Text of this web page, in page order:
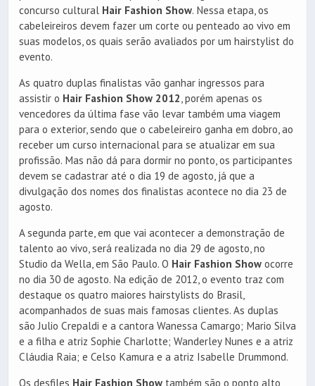
concurso cultural Hair Fashion Show. Nessa etapa, os
cabeleireiros devem fazer um corte ou penteado ao vivo em
suas modelos, os quais serão avaliados por um hairstylist do
evento.
As quatro duplas finalistas vão ganhar ingressos para
assistir o Hair Fashion Show 2012, porém apenas os
vencedores da última fase vão levar também uma viagem
para o exterior, sendo que o cabeleireiro ganha em dobro, ao
receber um curso internacional para se atualizar em sua
profissão. Mas não dá para dormir no ponto, os participantes
devem se cadastrar até o dia 19 de agosto, já que a
divulgação dos nomes dos finalistas acontece no dia 23 de
agosto.
A segunda parte, em que vai acontecer a demonstração de
talento ao vivo, será realizada no dia 29 de agosto, no
Studio da Wella, em São Paulo. O Hair Fashion Show ocorre
no dia 30 de agosto. Na edição de 2012, o evento traz com
destaque os quatro maiores hairstylists do Brasil,
acompanhados de suas mais famosas clientes. As duplas
são Julio Crepaldi e a cantora Wanessa Camargo; Mario Silva
e a filha e atriz Sophie Charlotte; Wanderley Nunes e a atriz
Cláudia Raia; e Celso Kamura e a atriz Isabelle Drummond.
Os desfiles Hair Fashion Show também são o ponto alto